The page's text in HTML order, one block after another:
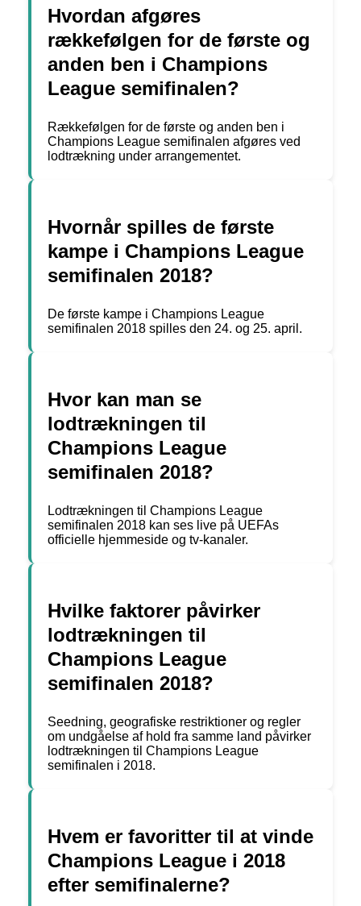
Hvordan afgøres
rækkefølgen for de første og
anden ben i Champions
League semifinalen?
Rækkefølgen for de første og anden ben i
Champions League semifinalen afgøres ved
lodtrækning under arrangementet.
Hvornår spilles de første
kampe i Champions League
semifinalen 2018?
De første kampe i Champions League
semifinalen 2018 spilles den 24. og 25. april.
Hvor kan man se
lodtrækningen til
Champions League
semifinalen 2018?
Lodtrækningen til Champions League
semifinalen 2018 kan ses live på UEFAs
officielle hjemmeside og tv-kanaler.
Hvilke faktorer påvirker
lodtrækningen til
Champions League
semifinalen 2018?
Seedning, geografiske restriktioner og regler
om undgåelse af hold fra samme land påvirker
lodtrækningen til Champions League
semifinalen i 2018.
Hvem er favoritter til at vinde
Champions League i 2018
efter semifinalerne?